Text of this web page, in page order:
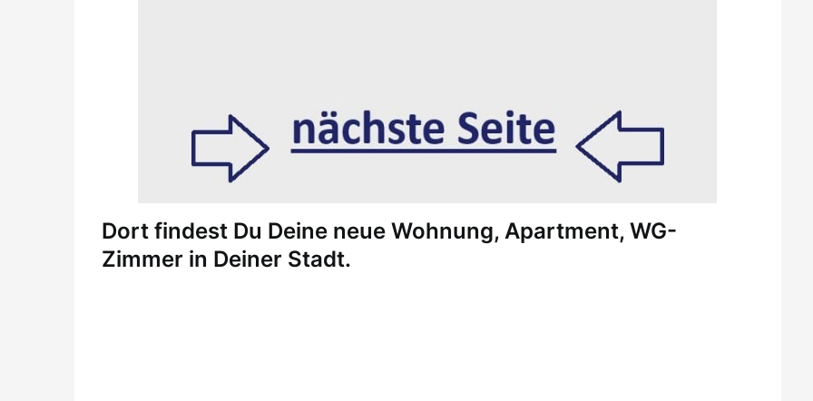
Dort findest Du Deine neue Wohnung, Apartment, WG-
Zimmer in Deiner Stadt.